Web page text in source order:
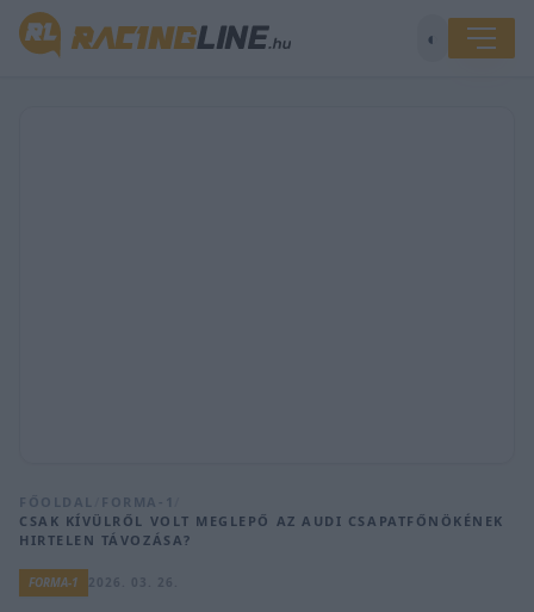
◐
FŐOLDAL FORMA-1
CSAK KÍVÜLRŐL VOLT MEGLEPŐ AZ AUDI CSAPATFŐNÖKÉNEK
HIRTELEN TÁVOZÁSA?
FORMA-1